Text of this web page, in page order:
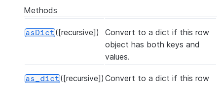
Methods
asDict([recursive])
Convert to a dict if this row
object has both keys and
values.
as_dict([recursive]) Convert to a dict if this row